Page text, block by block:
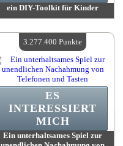
ein DIY-Toolkit für Kinder
Verfügbare Menge:4
Ein unterhaltsames Spiel zur
ES
INTERESSIERT
MICH
3.277.400 Punkte